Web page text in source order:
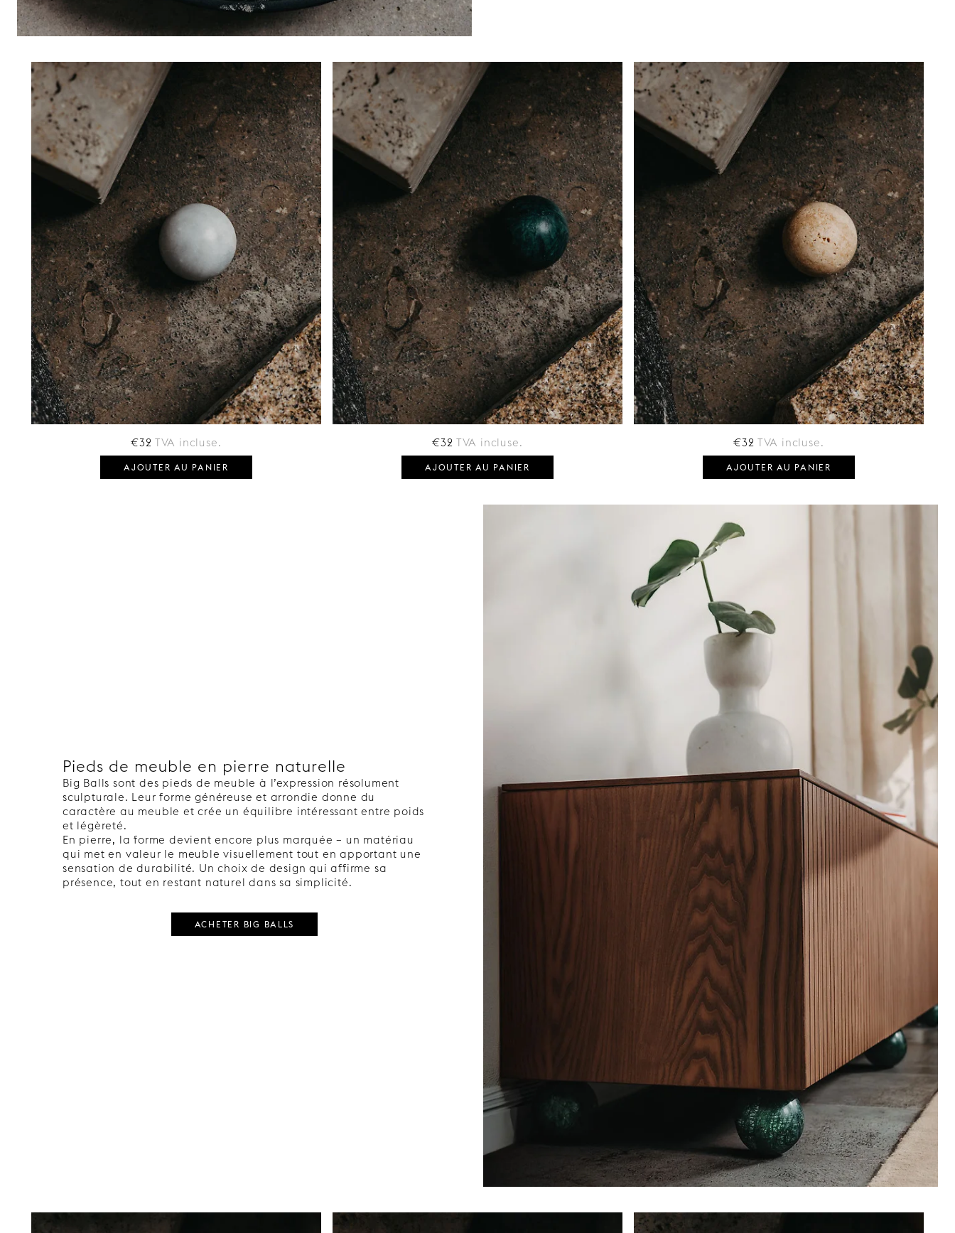
€32 TVA incluse.
AJOUTER AU PANIER
€32 TVA incluse.
AJOUTER AU PANIER
€32 TVA incluse.
AJOUTER AU PANIER
Pieds de meuble en pierre naturelle
Big Balls sont des pieds de meuble à l’expression résolument
sculpturale. Leur forme généreuse et arrondie donne du
caractère au meuble et crée un équilibre intéressant entre poids
et légèreté.
En pierre, la forme devient encore plus marquée – un matériau
qui met en valeur le meuble visuellement tout en apportant une
sensation de durabilité. Un choix de design qui affirme sa
présence, tout en restant naturel dans sa simplicité.
ACHETER BIG BALLS